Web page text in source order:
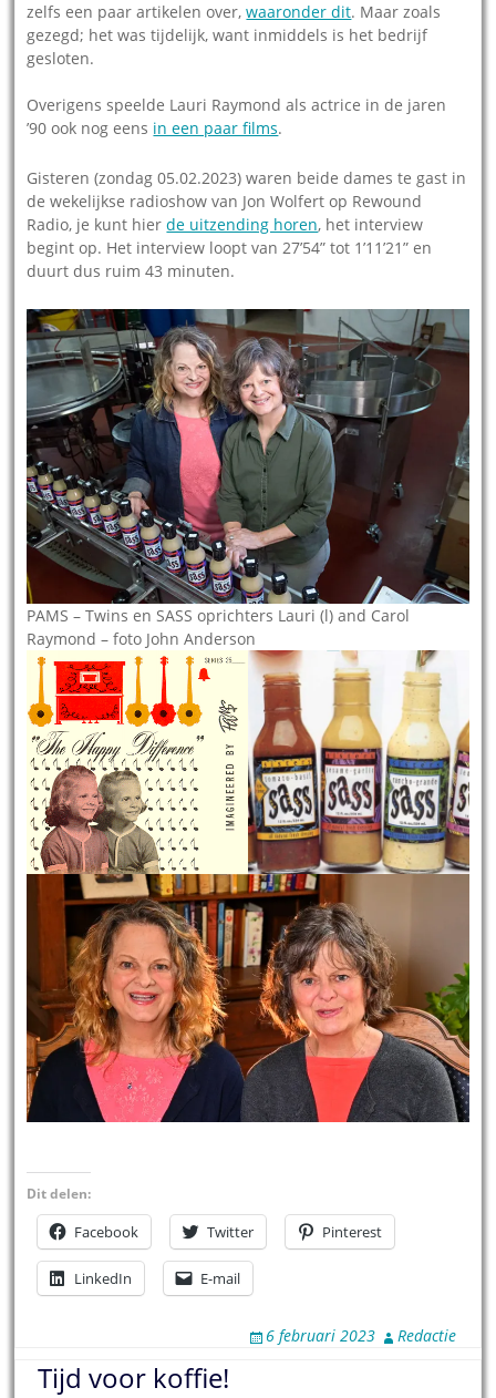
zelfs een paar artikelen over,waaronder dit. Maar zoals
gezegd; het was tijdelijk, want inmiddels is het bedrijf
gesloten.
Overigens speelde Lauri Raymond als actrice in de jaren
’90 ook nog eens in een paar films.
Gisteren (zondag 05.02.2023) waren beide dames te gast in
de wekelijkse radioshow van Jon Wolfert op Rewound
Radio, je kunt hierde uitzending horen, het interview
begint op. Het interview loopt van 27’54” tot 1’11’21” en
duurt dus ruim 43 minuten.
PAMS – Twins en SASS oprichters Lauri (l) and Carol
Raymond – foto John Anderson
Dit delen:
Facebook Twitter Pinterest
LinkedIn E-mail
6 februari 2023 Redactie
Tijd voor koffie!